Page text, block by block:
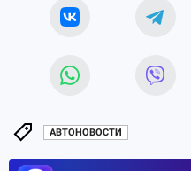
АВТОНОВОСТИ